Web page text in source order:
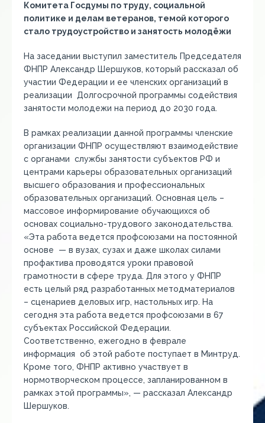
Комитета Госдумы по труду, социальной
политике и делам ветеранов, темой которого
стало трудоустройство и занятость молодёжи
На заседании выступил заместитель Председателя
ФНПР Александр Шершуков, который рассказал об
участии Федерации и ее членских организаций в
реализации Долгосрочной программы содействия
занятости молодежи на период до 2030 года.
В рамках реализации данной программы членские
организации ФНПР осуществляют взаимодействие
с органами службы занятости субъектов РФ и
центрами карьеры образовательных организаций
высшего образования и профессиональных
образовательных организаций. Основная цель –
массовое информирование обучающихся об
основах социально-трудового законодательства.
«Эта работа ведется профсоюзами на постоянной
основе — в вузах, сузах и даже школах силами
профактива проводятся уроки правовой
грамотности в сфере труда. Для этого у ФНПР
есть целый ряд разработанных методматериалов
– сценариев деловых игр, настольных игр. На
сегодня эта работа ведется профсоюзами в 67
субъектах Российской Федерации.
Соответственно, ежегодно в феврале
информация об этой работе поступает в Минтруд.
Кроме того, ФНПР активно участвует в
нормотворческом процессе, запланированном в
рамках этой программы», — рассказал Александр
Шершуков.